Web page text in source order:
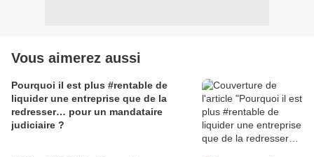
Vous aimerez aussi
Pourquoi il est plus #rentable de
liquider une entreprise que de la
redresser… pour un mandataire
judiciaire ?